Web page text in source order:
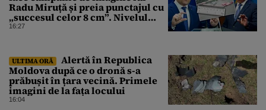
Radu Miruță și preia punctajul cu
„succesul celor 8 cm”. Nivelul
Dunării a crescut cu 4 cm
16:27
ULTIMA ORĂ
Alertă în Republica
Moldova după ce o dronă s-a
prăbușit în țara vecină. Primele
imagini de la fața locului
16:04